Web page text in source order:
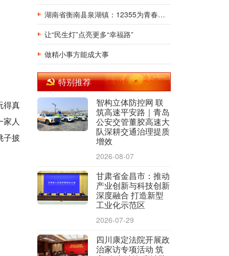
得真
人
子披
湖南省衡南县泉湖镇：12355为青春护航，暑期安全法治宣讲“润”童心
让“民生灯”点亮更多“幸福路”
做精小事方能成大事
特别推荐
智构立体防控网 联
筑高速平安路｜青岛
公安交管董胶高速大
队深耕交通治理提质
增效
2026-08-07
甘肃省金昌市：推动
产业创新与科技创新
深度融合 打造新型
工业化示范区
2026-07-29
四川康定法院开展政
治家访专项活动 筑